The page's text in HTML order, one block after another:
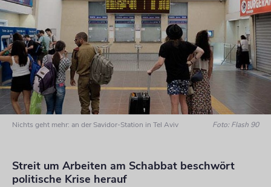
Nichts geht mehr: an der Savidor-Station in Tel Aviv Foto: Flash 90
Streit um Arbeiten am Schabbat beschwört
politische Krise herauf